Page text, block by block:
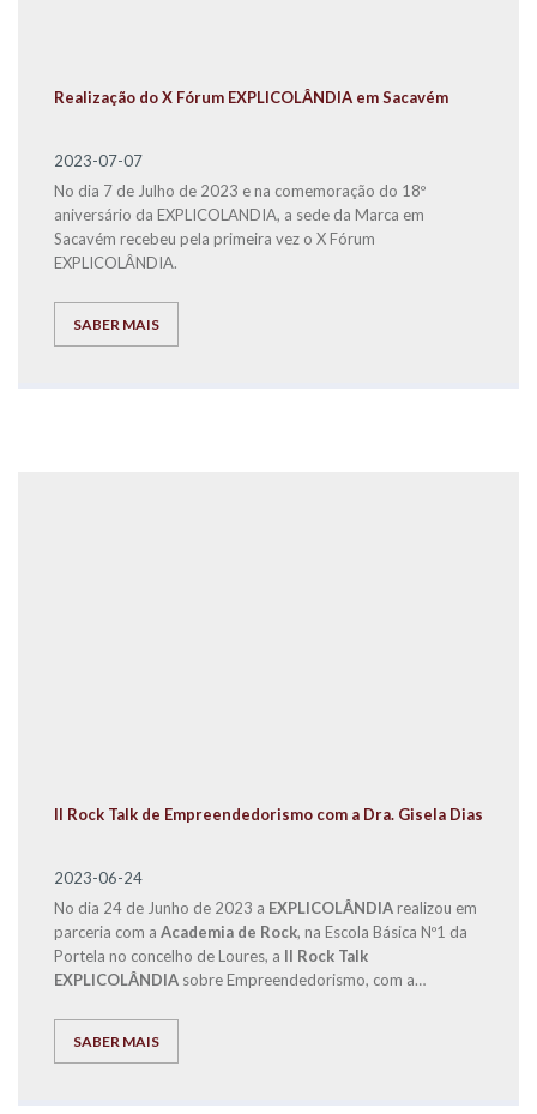
Realização do X Fórum EXPLICOLÂNDIA em Sacavém
2023-07-07
No dia 7 de Julho de 2023 e na comemoração do 18º
aniversário da EXPLICOLANDIA, a sede da Marca em
Sacavém recebeu pela primeira vez o X Fórum
EXPLICOLÂNDIA.
SABER MAIS
II Rock Talk de Empreendedorismo com a Dra. Gisela Dias
2023-06-24
No dia 24 de Junho de 2023 a EXPLICOLÂNDIArealizou em
parceria com a Academia de Rock, na Escola Básica Nº1 da
Portela no concelho de Loures, a II Rock Talk
EXPLICOLÂNDIA sobre Empreendedorismo, com a
SABER MAIS